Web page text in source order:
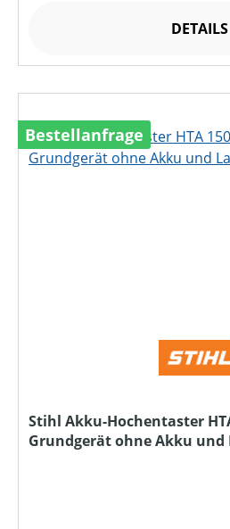
DETAILS
Bestellanfrage
Stihl Akku-Hochentaster
Grundgerät ohne Akku und